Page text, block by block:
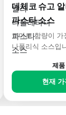
데체코 슈고
파스타 소스
토마토 함량이
나폴리식 소스입
제
현재